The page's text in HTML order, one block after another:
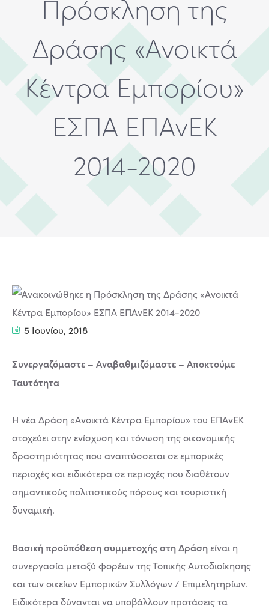
Δράσης «Ανοικτά
Κέντρα Εμπορίου»
ΕΣΠΑ ΕΠΑνΕΚ
2014-2020
5 Ιουνίου, 2018
Συνεργαζόμαστε – Αναβαθμιζόμαστε – Αποκτούμε
Ταυτότητα
Η νέα Δράση «Ανοικτά Κέντρα Εμπορίου» του ΕΠΑνΕΚ
στοχεύει στην ενίσχυση και τόνωση της οικονομικής
δραστηριότητας που αναπτύσσεται σε εμπορικές
περιοχές και ειδικότερα σε περιοχές που διαθέτουν
σημαντικούς πολιτιστικούς πόρους και τουριστική
δυναμική.
Βασική προϋπόθεση συμμετοχής στη Δράσηείναι η
συνεργασία μεταξύ φορέων της Τοπικής Αυτοδιοίκησης
και των οικείων Εμπορικών Συλλόγων / Επιμελητηρίων.
Ειδικότερα δύνανται να υποβάλλουν προτάσεις τα